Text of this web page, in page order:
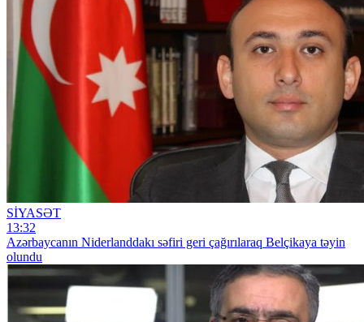
SİYASƏT
13:32
Azərbaycanın Niderlanddakı səfiri geri çağırılaraq Belçikaya təyin
olundu